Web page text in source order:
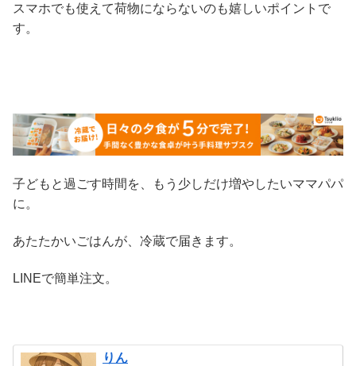
スマホでも使えて荷物にならないのも嬉しいポイントで
す。
子どもと過ごす時間を、もう少しだけ増やしたいママパパ
に。
あたたかいごはんが、冷蔵で届きます。
LINEで簡単注文。
りん